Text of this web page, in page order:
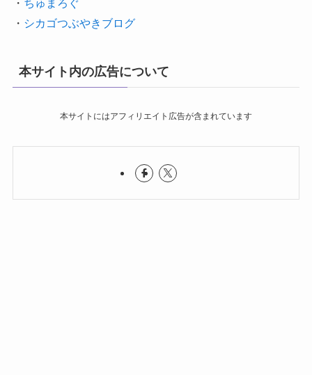
・ ちゅまろぐ
・ シカゴつぶやきブログ
本サイト内の広告について
本サイトにはアフィリエイト広告が含まれています